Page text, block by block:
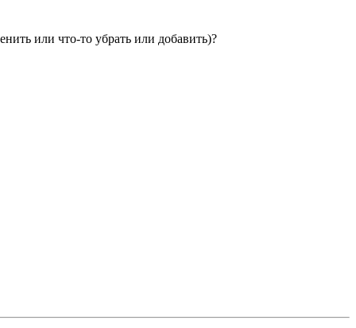
или что-то убрать или добавить)?